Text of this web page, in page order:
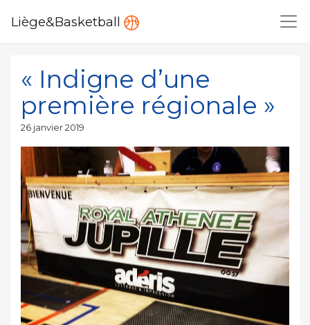
Liège&Basketball
« Indigne d’une
première régionale »
Publié
26 janvier 2019